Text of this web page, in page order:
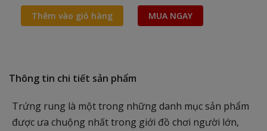
Thêm vào giỏ hàng MUA NGAY
Thông tin chi tiết sản phẩm
Trứng rung là một trong những danh mục sản phẩm
được ưa chuộng nhất trong giới đồ chơi người lớn,